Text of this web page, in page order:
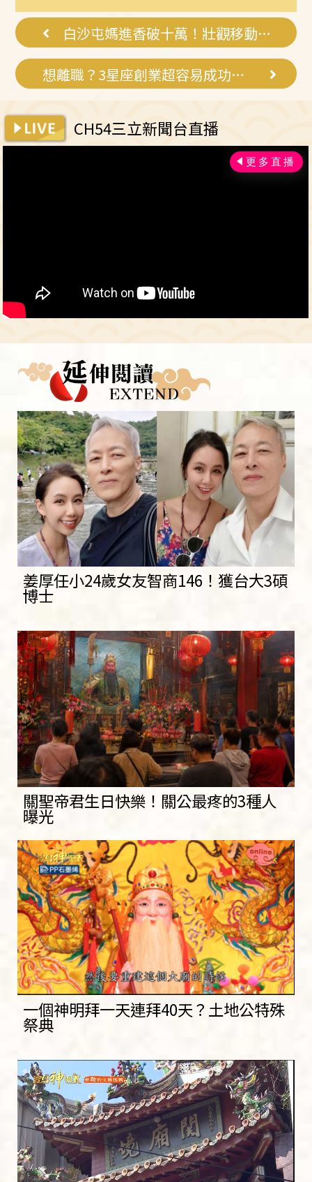
白沙屯媽進香破十萬！壯觀移動長城將啟動
想離職？3星座創業超容易成功 喜迎巨富
CH54三立新聞台直播
姜厚任小24歲女友智商146！獲台大3碩
博士
關聖帝君生日快樂！關公最疼的3種人
曝光
一個神明拜一天連拜40天？土地公特殊
祭典